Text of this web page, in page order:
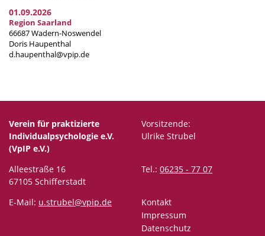
01.09.2026
Region Saarland
66687 Wadern-Noswendel
Doris Haupenthal
d.haupenthal@vpip.de
Verein für praktizierte
Individualpsychologie e.V.
(VpIP e.V.)
Vorsitzende:
Ulrike Strubel
Alleestraße 16
67105 Schifferstadt
Tel.: 06235 - 77 07
E-Mail: u.strubel@vpip.de
Kontakt
Impressum
Datenschutz